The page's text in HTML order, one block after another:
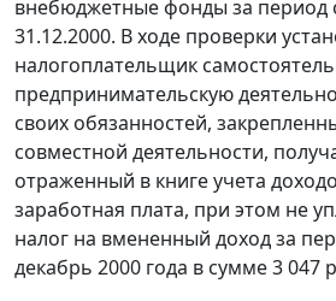
внебюджетные фонды за период
31.12.2000. В ходе проверки
налогоплательщик
предпринимательскую
своих обязанностей,
совместной деятельности,
отраженный в книге учета
заработная плата, при этом не
налог на вмененный доход за
декабрь 2000 года в сумме 3 047